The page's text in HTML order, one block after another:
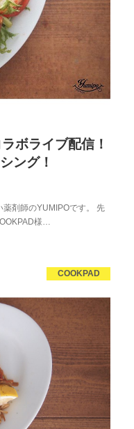
ボライブ配信！
ング！
剤師のYUMIPOです。 先
様…
COOKPAD